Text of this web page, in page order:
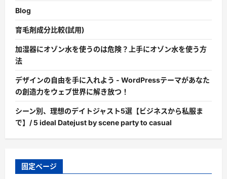
Blog
育毛剤成分比較(試用)
加湿器にオゾン水を使うのは危険？上手にオゾン水を使う方
法
デザインの自由を手に入れよう - WordPressテーマがあなた
の創造力をウェブ世界に解き放つ！
シーン別、理想のデイトジャスト5選【ビジネスから私服ま
で】/ 5 ideal Datejust by scene party to casual
固定ページ